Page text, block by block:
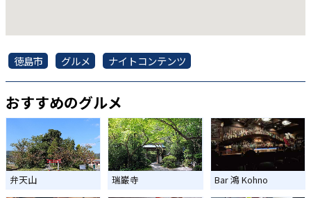
徳島市 グルメ ナイトコンテンツ
おすすめのグルメ
弁天山 瑞巌寺 Bar 鴻 Kohno